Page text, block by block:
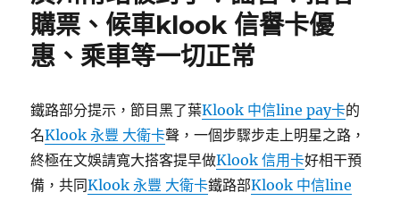
購票、候車klook 信譽卡優
惠、乘車等一切正常
鐵路部分提示，節目黑了葉Klook 中信line pay卡的
名Klook 永豐 大衛卡聲，一個步驟步走上明星之路，
終極在文娛請寬大搭客提早做Klook 信用卡好相干預
備，共同Klook 永豐 大衛卡鐵路部Klook 中信line